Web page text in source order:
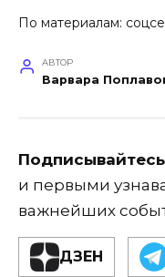
По материалам:
АВТОР
Варвара
и первыми
важнейших
ДЗЕН